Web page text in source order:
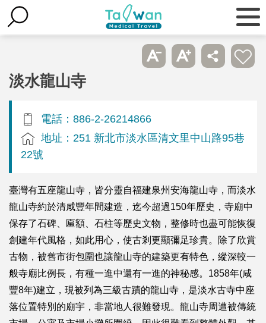
淡水龍山寺
電話：886-2-26214866
地址：251 新北市淡水區清文里中山路95巷
22號
臺灣有五座龍山寺，皆分靈自福建泉州安海龍山寺，而淡水
龍山寺約於清咸豐年間建造，迄今超過150年歷史，寺廟中
保存了石碑、匾額、石柱等歷史文物，整修時也盡可能恢復
創建年代風格，如此用心，使古剎更顯彌足珍貴。除了欣賞
古物，被舊市街包圍也讓龍山寺的建築更有特色，縱深較一
般寺廟比例長，有種一進中還有一進的神秘感。1858年(咸
豐8年)建立，現被列為三級古蹟的龍山寺，是淡水古寺中座
落位置特別的廟宇，非當地人很難發現。龍山寺周遭被傳統